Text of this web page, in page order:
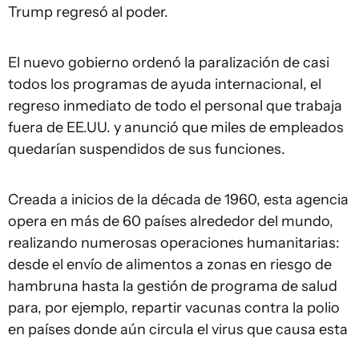
Trump regresó al poder.
El nuevo gobierno ordenó la paralización de casi
todos los programas de ayuda internacional, el
regreso inmediato de todo el personal que trabaja
fuera de EE.UU. y anunció que miles de empleados
quedarían suspendidos de sus funciones.
Creada a inicios de la década de 1960, esta agencia
opera en más de 60 países alrededor del mundo,
realizando numerosas operaciones humanitarias:
desde el envío de alimentos a zonas en riesgo de
hambruna hasta la gestión de programa de salud
para, por ejemplo, repartir vacunas contra la polio
en países donde aún circula el virus que causa esta